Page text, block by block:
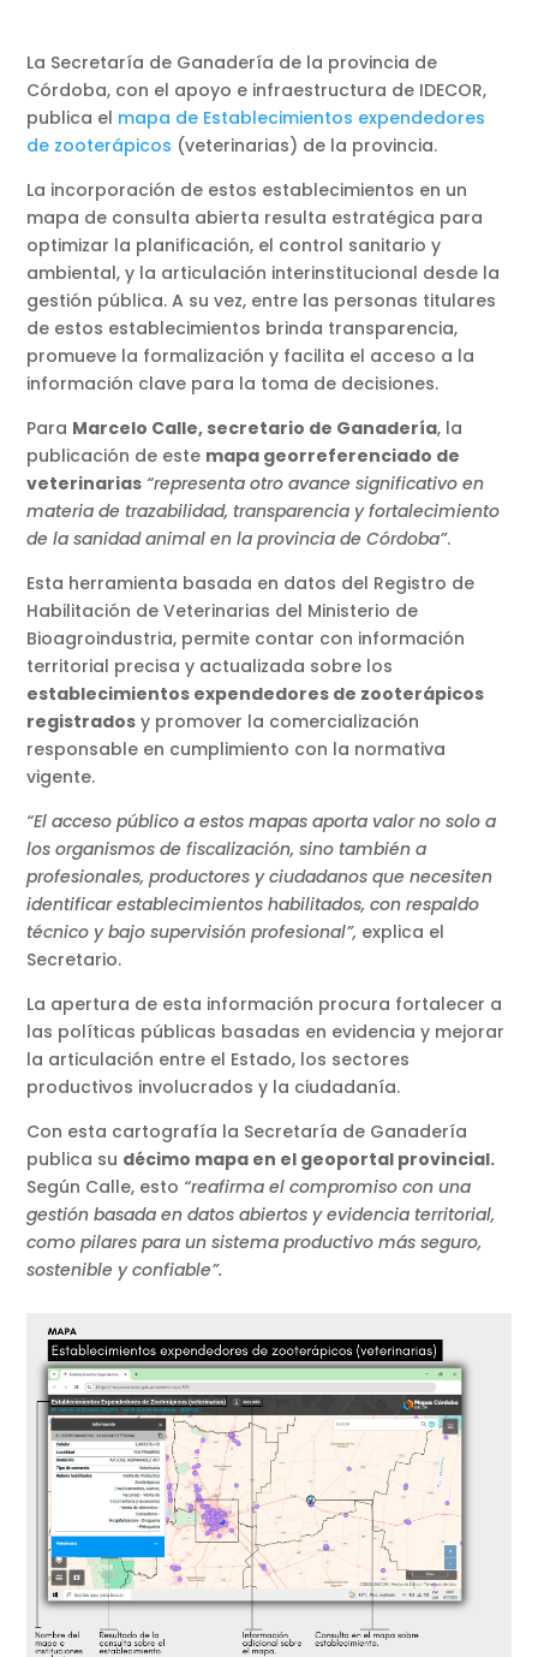
La Secretaría de Ganadería de la provincia de
Córdoba, con el apoyo e infraestructura de IDECOR,
publica el mapa de Establecimientos expendedores
de zooterápicos (veterinarias) de la provincia.
La incorporación de estos establecimientos en un
mapa de consulta abierta resulta estratégica para
optimizar la planificación, el control sanitario y
ambiental, y la articulación interinstitucional desde la
gestión pública. A su vez, entre las personas titulares
de estos establecimientos brinda transparencia,
promueve la formalización y facilita el acceso a la
información clave para la toma de decisiones.
Para Marcelo Calle, secretario de Ganadería, la
publicación de este mapa georreferenciado de
veterinarias “representa otro avance significativo en
materia de trazabilidad, transparencia y fortalecimiento
de la sanidad animal en la provincia de Córdoba”.
Esta herramienta basada en datos del Registro de
Habilitación de Veterinarias del Ministerio de
Bioagroindustria, permite contar con información
territorial precisa y actualizada sobre los
establecimientos expendedores de zooterápicos
registrados y promover la comercialización
responsable en cumplimiento con la normativa
vigente.
“El acceso público a estos mapas aporta valor no solo a
los organismos de fiscalización, sino también a
profesionales, productores y ciudadanos que necesiten
identificar establecimientos habilitados, con respaldo
técnico y bajo supervisión profesional”, explica el
Secretario.
La apertura de esta información procura fortalecer a
las políticas públicas basadas en evidencia y mejorar
la articulación entre el Estado, los sectores
productivos involucrados y la ciudadanía.
Con esta cartografía la Secretaría de Ganadería
publica su décimo mapa en el geoportal provincial.
Según Calle, esto “reafirma el compromiso con una
gestión basada en datos abiertos y evidencia territorial,
como pilares para un sistema productivo más seguro,
sostenible y confiable”.